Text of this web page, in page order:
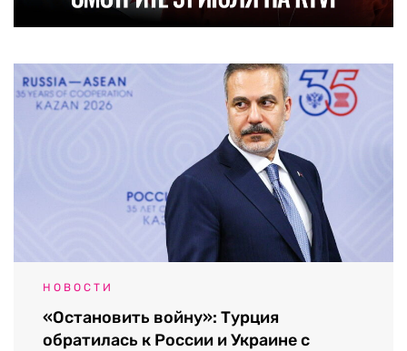
НОВОСТИ
«Остановить войну»: Турция
обратилась к России и Украине с